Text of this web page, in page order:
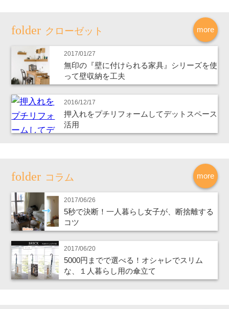
more
クローゼット
2017/01/27
無印の『壁に付けられる家具』シリーズを使
って壁収納を工夫
2016/12/17
押入れをプチリフォームしてデットスペース
活用
more
コラム
2017/06/26
5秒で決断！一人暮らし女子が、断捨離する
コツ
2017/06/20
5000円までで選べる！オシャレでスリム
な、１人暮らし用の傘立て